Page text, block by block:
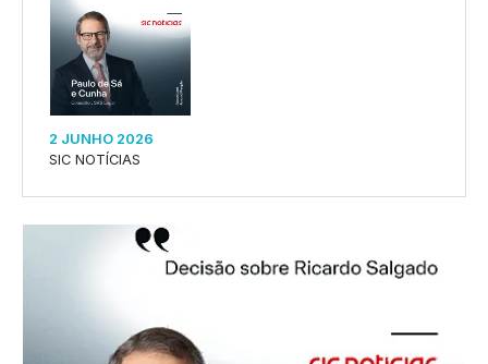
2 JUNHO 2026
SIC NOTÍCIAS